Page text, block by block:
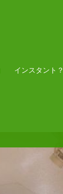
インスタント？